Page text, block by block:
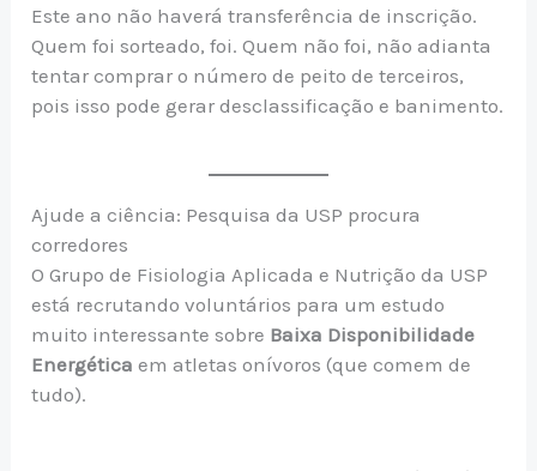
Este ano não haverá transferência de inscrição.
Quem foi sorteado, foi. Quem não foi, não adianta
tentar comprar o número de peito de terceiros,
pois isso pode gerar desclassificação e banimento.
Ajude a ciência: Pesquisa da USP procura
corredores
O Grupo de Fisiologia Aplicada e Nutrição da USP
está recrutando voluntários para um estudo
muito interessante sobre Baixa Disponibilidade
Energética em atletas onívoros (que comem de
tudo).